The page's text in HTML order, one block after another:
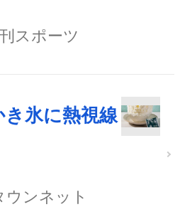
スポーツ
き氷に熱視線
ウンネット